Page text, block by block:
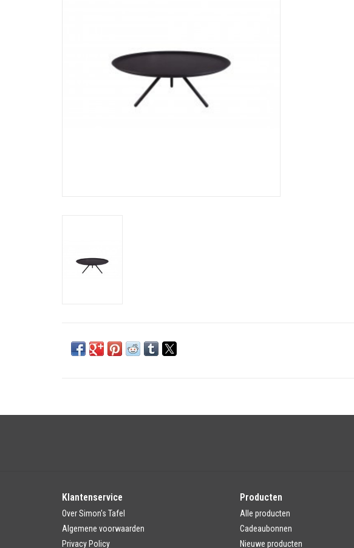
Klantenservice
Over Simon's Tafel
Algemene voorwaarden
Privacy Policy
Producten
Alle producten
Cadeaubonnen
Nieuwe producten